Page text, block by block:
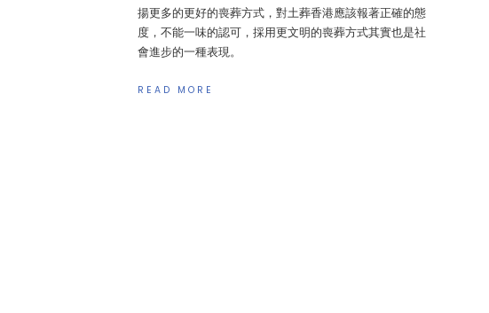
揚更多的更好的喪葬方式，對土葬香港應該報著正確的態
度，不能一味的認可，採用更文明的喪葬方式其實也是社
會進步的一種表現。
READ MORE